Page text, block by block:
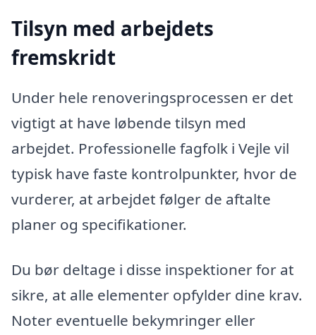
Tilsyn med arbejdets
fremskridt
Under hele renoveringsprocessen er det
vigtigt at have løbende tilsyn med
arbejdet. Professionelle fagfolk i Vejle vil
typisk have faste kontrolpunkter, hvor de
vurderer, at arbejdet følger de aftalte
planer og specifikationer.
Du bør deltage i disse inspektioner for at
sikre, at alle elementer opfylder dine krav.
Noter eventuelle bekymringer eller